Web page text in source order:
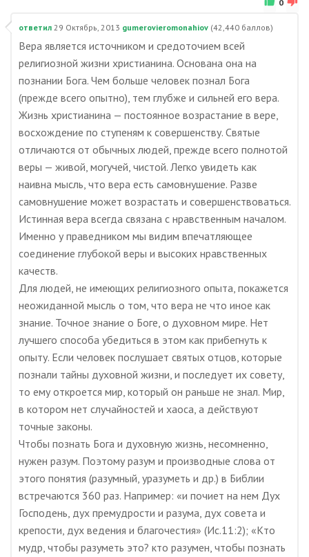
0
ответил 29 Октябрь, 2013 gumerovieromonahiov (42,440 баллов)
Вера является источником и средоточием всей
религиозной жизни христианина. Основана она на
познании Бога. Чем больше человек познал Бога
(прежде всего опытно), тем глубже и сильней его вера.
Жизнь христианина — постоянное возрастание в вере,
восхождение по ступеням к совершенству. Святые
отличаются от обычных людей, прежде всего полнотой
веры — живой, могучей, чистой. Легко увидеть как
наивна мысль, что вера есть самовнушение. Разве
самовнушение может возрастать и совершенствоваться.
Истинная вера всегда связана с нравственным началом.
Именно у праведником мы видим впечатляющее
соединение глубокой веры и высоких нравственных
качеств.
Для людей, не имеющих религиозного опыта, покажется
неожиданной мысль о том, что вера не что иное как
знание. Точное знание о Боге, о духовном мире. Нет
лучшего способа убедиться в этом как прибегнуть к
опыту. Если человек послушает святых отцов, которые
познали тайны духовной жизни, и последует их совету,
то ему откроется мир, который он раньше не знал. Мир,
в котором нет случайностей и хаоса, а действуют
точные законы.
Чтобы познать Бога и духовную жизнь, несомненно,
нужен разум. Поэтому разум и производные слова от
этого понятия (разумный, уразуметь и др.) в Библии
встречаются 360 раз. Например: «и почиет на нем Дух
Господень, дух премудрости и разума, дух совета и
крепости, дух ведения и благочестия» (Ис.11:2); «Кто
мудр, чтобы разуметь это? кто разумен, чтобы познать